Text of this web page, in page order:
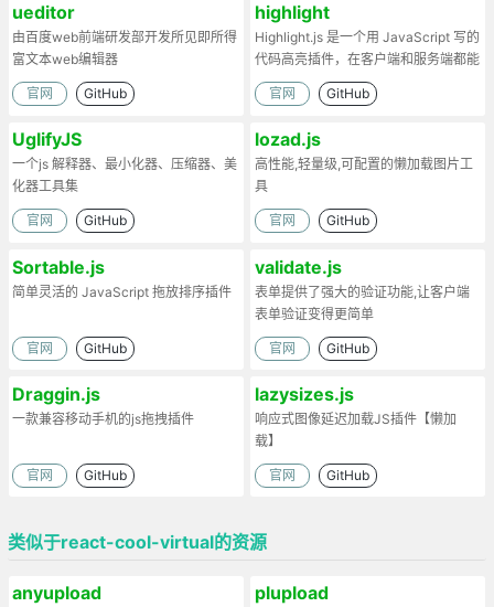
ueditor
由百度web前端研发部开发所见即所得
富文本web编辑器
官网 GitHub
highlight
Highlight.js 是一个用 JavaScript 写的
代码高亮插件，在客户端和服务端都能
工作。
官网 GitHub
UglifyJS
一个js 解释器、最小化器、压缩器、美
化器工具集
官网 GitHub
lozad.js
高性能,轻量级,可配置的懒加载图片工
具
官网 GitHub
Sortable.js
简单灵活的 JavaScript 拖放排序插件
官网 GitHub
validate.js
表单提供了强大的验证功能,让客户端
表单验证变得更简单
官网 GitHub
Draggin.js
一款兼容移动手机的js拖拽插件
官网 GitHub
lazysizes.js
响应式图像延迟加载JS插件【懒加
载】
官网 GitHub
类似于react-cool-virtual的资源
anyupload plupload